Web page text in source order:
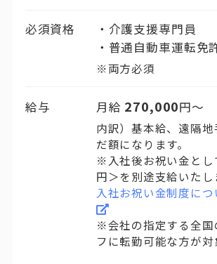
必須資格
介護支援専門員
普通自動車運転免
※両方必須
給与 月給 270,000円〜
内訳）基本給、遠隔
だ額になります。
※入社後お祝い金とし
円＞を別途支給いたし
入社お祝い金制度につ
※会社の指定する全国
フに転勤可能な方が対